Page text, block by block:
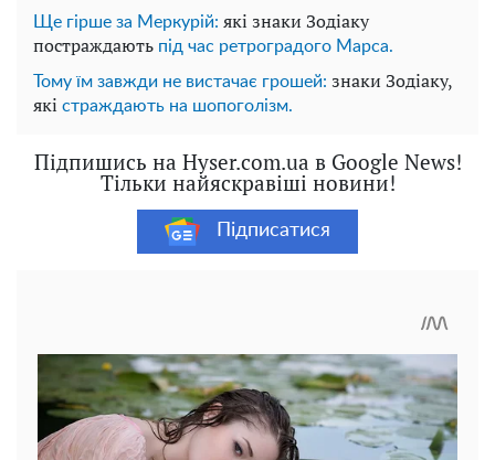
Ще гірше за Меркурій: які знаки Зодіаку
постраждають під час ретроградого Марса.
Тому їм завжди не вистачає грошей: знаки Зодіаку,
які страждають на шопоголізм.
Підпишись на Hyser.com.ua в Google News!
Тільки найяскравіші новини!
Підписатися